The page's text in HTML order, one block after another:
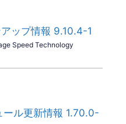
ップ情報 9.10.4-1
Speed Technology
ル更新情報 1.70.0-